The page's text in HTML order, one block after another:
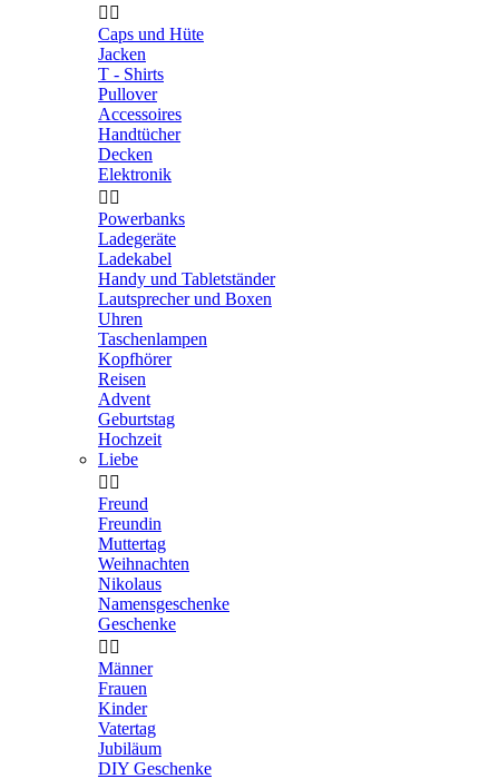
 
Caps und Hüte
Jacken
T - Shirts
Pullover
Accessoires
Handtücher
Decken
Elektronik
 
Powerbanks
Ladegeräte
Ladekabel
Handy und Tabletständer
Lautsprecher und Boxen
Uhren
Taschenlampen
Kopfhörer
Reisen
Advent
Geburtstag
Hochzeit
Liebe
 
Freund
Freundin
Muttertag
Weihnachten
Nikolaus
Namensgeschenke
Geschenke
 
Männer
Frauen
Kinder
Vatertag
Jubiläum
DIY Geschenke